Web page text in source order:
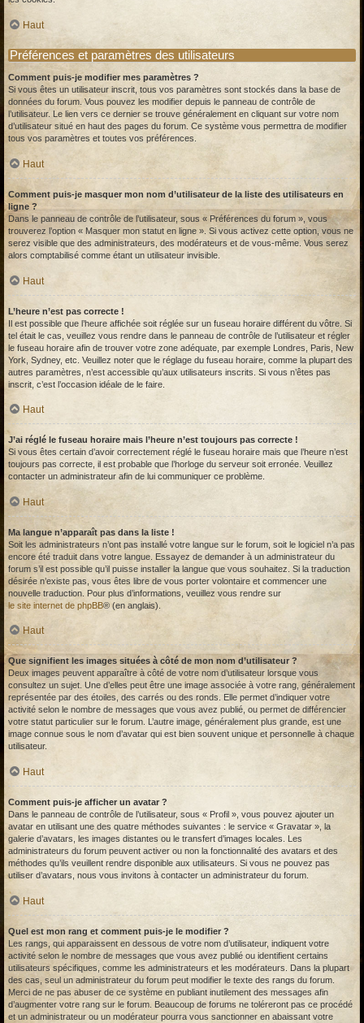
Haut
Préférences et paramètres des utilisateurs
Comment puis-je modifier mes paramètres ?
Si vous êtes un utilisateur inscrit, tous vos paramètres sont stockés dans la base de
données du forum. Vous pouvez les modifier depuis le panneau de contrôle de
l’utilisateur. Le lien vers ce dernier se trouve généralement en cliquant sur votre nom
d’utilisateur situé en haut des pages du forum. Ce système vous permettra de modifier
tous vos paramètres et toutes vos préférences.
Haut
Comment puis-je masquer mon nom d’utilisateur de la liste des utilisateurs en
ligne ?
Dans le panneau de contrôle de l’utilisateur, sous « Préférences du forum », vous
trouverez l’option « Masquer mon statut en ligne ». Si vous activez cette option, vous ne
serez visible que des administrateurs, des modérateurs et de vous-même. Vous serez
alors comptabilisé comme étant un utilisateur invisible.
Haut
L’heure n’est pas correcte !
Il est possible que l’heure affichée soit réglée sur un fuseau horaire différent du vôtre. Si
tel était le cas, veuillez vous rendre dans le panneau de contrôle de l’utilisateur et régler
le fuseau horaire afin de trouver votre zone adéquate, par exemple Londres, Paris, New
York, Sydney, etc. Veuillez noter que le réglage du fuseau horaire, comme la plupart des
autres paramètres, n’est accessible qu’aux utilisateurs inscrits. Si vous n’êtes pas
inscrit, c’est l’occasion idéale de le faire.
Haut
J’ai réglé le fuseau horaire mais l’heure n’est toujours pas correcte !
Si vous êtes certain d’avoir correctement réglé le fuseau horaire mais que l’heure n’est
toujours pas correcte, il est probable que l’horloge du serveur soit erronée. Veuillez
contacter un administrateur afin de lui communiquer ce problème.
Haut
Ma langue n’apparaît pas dans la liste !
Soit les administrateurs n’ont pas installé votre langue sur le forum, soit le logiciel n’a pas
encore été traduit dans votre langue. Essayez de demander à un administrateur du
forum s’il est possible qu’il puisse installer la langue que vous souhaitez. Si la traduction
désirée n’existe pas, vous êtes libre de vous porter volontaire et commencer une
nouvelle traduction. Pour plus d’informations, veuillez vous rendre sur
le site internet de phpBB® (en anglais).
Haut
Que signifient les images situées à côté de mon nom d’utilisateur ?
Deux images peuvent apparaître à côté de votre nom d’utilisateur lorsque vous
consultez un sujet. Une d’elles peut être une image associée à votre rang, généralement
représentée par des étoiles, des carrés ou des ronds. Elle permet d’indiquer votre
activité selon le nombre de messages que vous avez publié, ou permet de différencier
votre statut particulier sur le forum. L’autre image, généralement plus grande, est une
image connue sous le nom d’avatar qui est bien souvent unique et personnelle à chaque
utilisateur.
Haut
Comment puis-je afficher un avatar ?
Dans le panneau de contrôle de l’utilisateur, sous « Profil », vous pouvez ajouter un
avatar en utilisant une des quatre méthodes suivantes : le service « Gravatar », la
galerie d’avatars, les images distantes ou le transfert d’images locales. Les
administrateurs du forum peuvent activer ou non la fonctionnalité des avatars et des
méthodes qu’ils veuillent rendre disponible aux utilisateurs. Si vous ne pouvez pas
utiliser d’avatars, nous vous invitons à contacter un administrateur du forum.
Haut
Quel est mon rang et comment puis-je le modifier ?
Les rangs, qui apparaissent en dessous de votre nom d’utilisateur, indiquent votre
activité selon le nombre de messages que vous avez publié ou identifient certains
utilisateurs spécifiques, comme les administrateurs et les modérateurs. Dans la plupart
des cas, seul un administrateur du forum peut modifier le texte des rangs du forum.
Merci de ne pas abuser de ce système en publiant inutilement des messages afin
d’augmenter votre rang sur le forum. Beaucoup de forums ne toléreront pas ce procédé
et un administrateur ou un modérateur pourra vous sanctionner en abaissant votre